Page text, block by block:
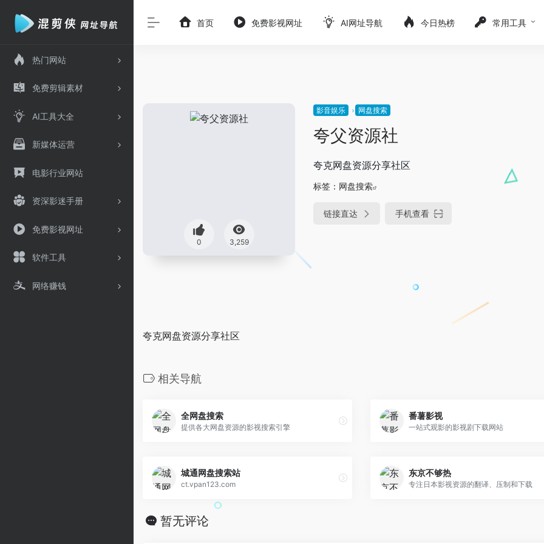
热门网站
免费剪辑素材
AI工具大全
新媒体运营
电影行业网站
资深影迷手册
免费影视网址
软件工具
网络赚钱
首页 免费影视网址 AI网址导航 今日热榜 常用工具
0 3,259
影音娱乐 网盘搜索
夸父资源社
夸克网盘资源分享社区
标签： 网盘搜索
链接直达 手机查看
夸克网盘资源分享社区
相关导航
全网盘搜索
提供各大网盘资源的影视搜索引擎
番薯影视
一站式观影的影视剧下载网站
城通网盘搜索站
ct.vpan123.com
东京不够热
专注日本影视资源的翻译、压制和下载
暂无评论